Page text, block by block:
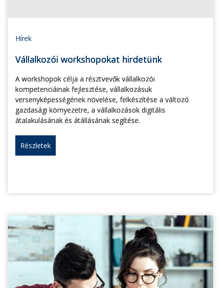
Hírek
Vállalkozói workshopokat hirdetünk
A workshopok célja a résztvevők vállalkozói
kompetenciáinak fejlesztése, vállalkozásuk
versenyképességének növelése, felkészítése a változó
gazdasági környezetre, a vállalkozások digitális
átalakulásának és átállásának segítése.
Részletek